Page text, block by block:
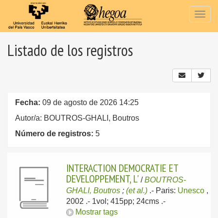
Listado de los registros
Fecha: 09 de agosto de 2026 14:25
Autor/a: BOUTROS-GHALI, Boutros
Número de registros: 5
INTERACTION DEMOCRATIE ET
DEVELOPPEMENT, L' /BOUTROS-
GHALI, Boutros ; (et al.) .- Paris: Unesco ,
2002 .- 1vol; 415pp; 24cms .-
Mostrar tags